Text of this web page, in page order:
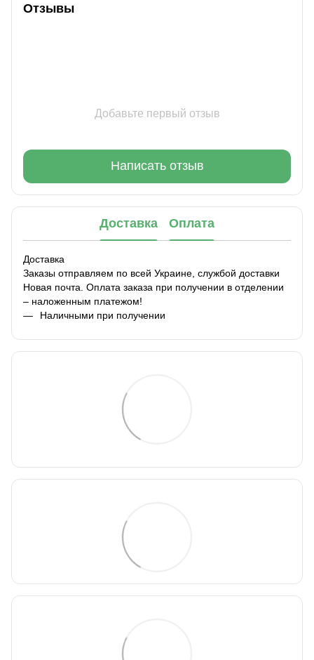
Отзывы
Добавьте первый отзыв
Написать отзыв
Доставка Оплата
Доставка
Заказы отправляем по всей Украине, службой доставки
Новая почта. Оплата заказа при получении в отделении
– наложенным платежом!
Наличными при получении